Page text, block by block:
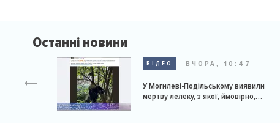
Останні новини
ВІДЕО ВЧОРА, 10:47
У Могилеві-Подільському виявили
мертву лелеку, з якої, ймовірно,